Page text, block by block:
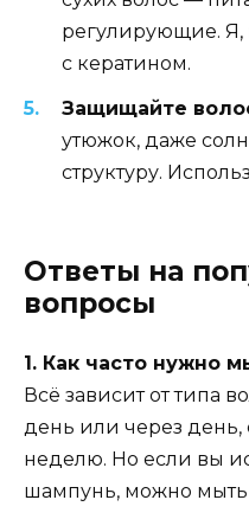
регулирующие.
с кератином.
Защищайте
утюжок, даже
структуру.
Ответы на
вопросы
1. Как часто нужно
Всё зависит от типа
день или через день,
неделю. Но если вы
шампунь, можно